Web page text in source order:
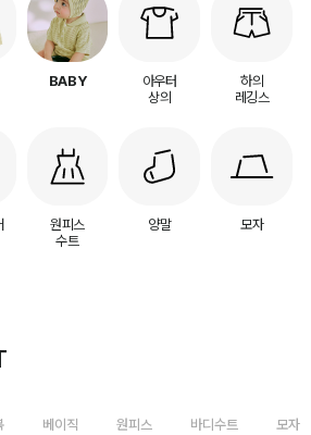
BABY
아우터
상의
하의
레깅스
원피스
수트
양말 모자
베이직 원피스 바디수트 모자